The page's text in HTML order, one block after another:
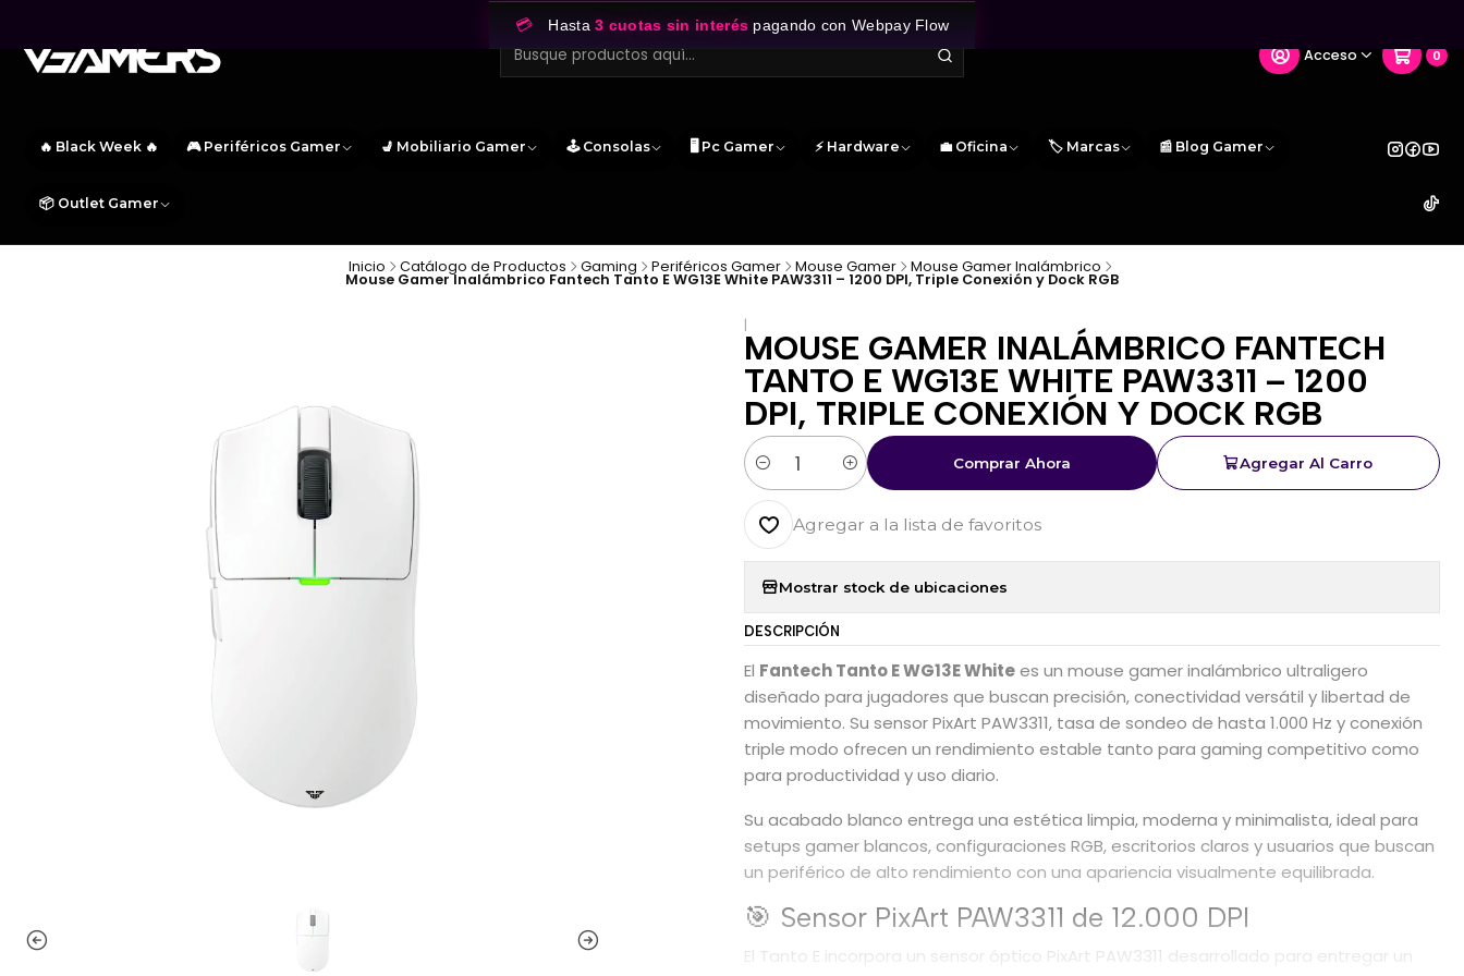
Acceso 0
🔥 Black Week 🔥 🎮 Periféricos Gamer 💺 Mobiliario Gamer 🕹️ Consolas 🖥️ Pc Gamer ⚡ Hardware 💼 Oficina 🏷️ Marcas 📰 Blog Gamer
📦 Outlet Gamer
💳 Hasta3 cuotas sin interés pagando con Webpay Flow
Inicio Catálogo de Productos Gaming Periféricos Gamer Mouse Gamer Mouse Gamer Inalámbrico
Mouse Gamer Inalámbrico Fantech Tanto E WG13E White PAW3311 – 1200 DPI, Triple Conexión y Dock RGB
|
MOUSE GAMER INALÁMBRICO FANTECH
TANTO E WG13E WHITE PAW3311 – 1200
DPI, TRIPLE CONEXIÓN Y DOCK RGB
Cantidad
Agregar Al Carro
Comprar Ahora
Agregar a la lista de favoritos
Mostrar stock de ubicaciones
DESCRIPCIÓN
El Fantech Tanto E WG13E Whitees un mouse gamer inalámbrico ultraligero
diseñado para jugadores que buscan precisión, conectividad versátil y libertad de
movimiento. Su sensor PixArt PAW3311, tasa de sondeo de hasta 1.000 Hz y conexión
triple modo ofrecen un rendimiento estable tanto para gaming competitivo como
para productividad y uso diario.
Su acabado blanco entrega una estética limpia, moderna y minimalista, ideal para
setups gamer blancos, configuraciones RGB, escritorios claros y usuarios que buscan
un periférico de alto rendimiento con una apariencia visualmente equilibrada.
🎯 Sensor PixArt PAW3311 de 12.000 DPI
El Tanto E incorpora un sensor óptico PixArt PAW3311 desarrollado para entregar un